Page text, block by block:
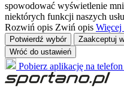
spowodować wyświetlenie
niektórych funkcji naszych
Rozwiń opis Zwiń opis
Potwierdź wybór
Zaakceptuj
Wróć do ustawień
Pobierz aplikację na